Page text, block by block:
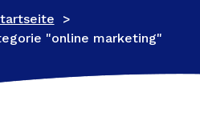
>
"online marketing"